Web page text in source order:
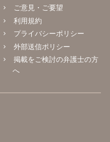
ご意見・ご要望
利用規約
プライバシーポリシー
外部送信ポリシー
掲載をご検討の弁護士の方
へ